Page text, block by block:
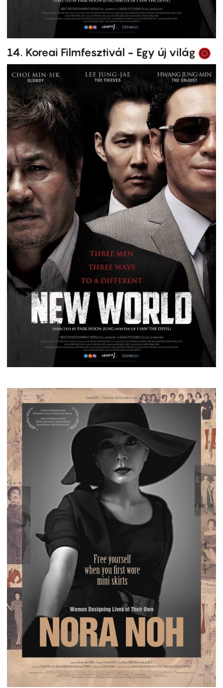
14. Koreai Filmfesztivál - Egy új világ